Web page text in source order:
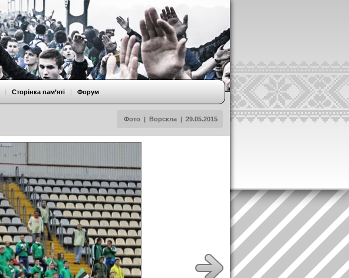
Фото | Ворскла | 29.05.2015
| Сторінка пам’яті | Форум